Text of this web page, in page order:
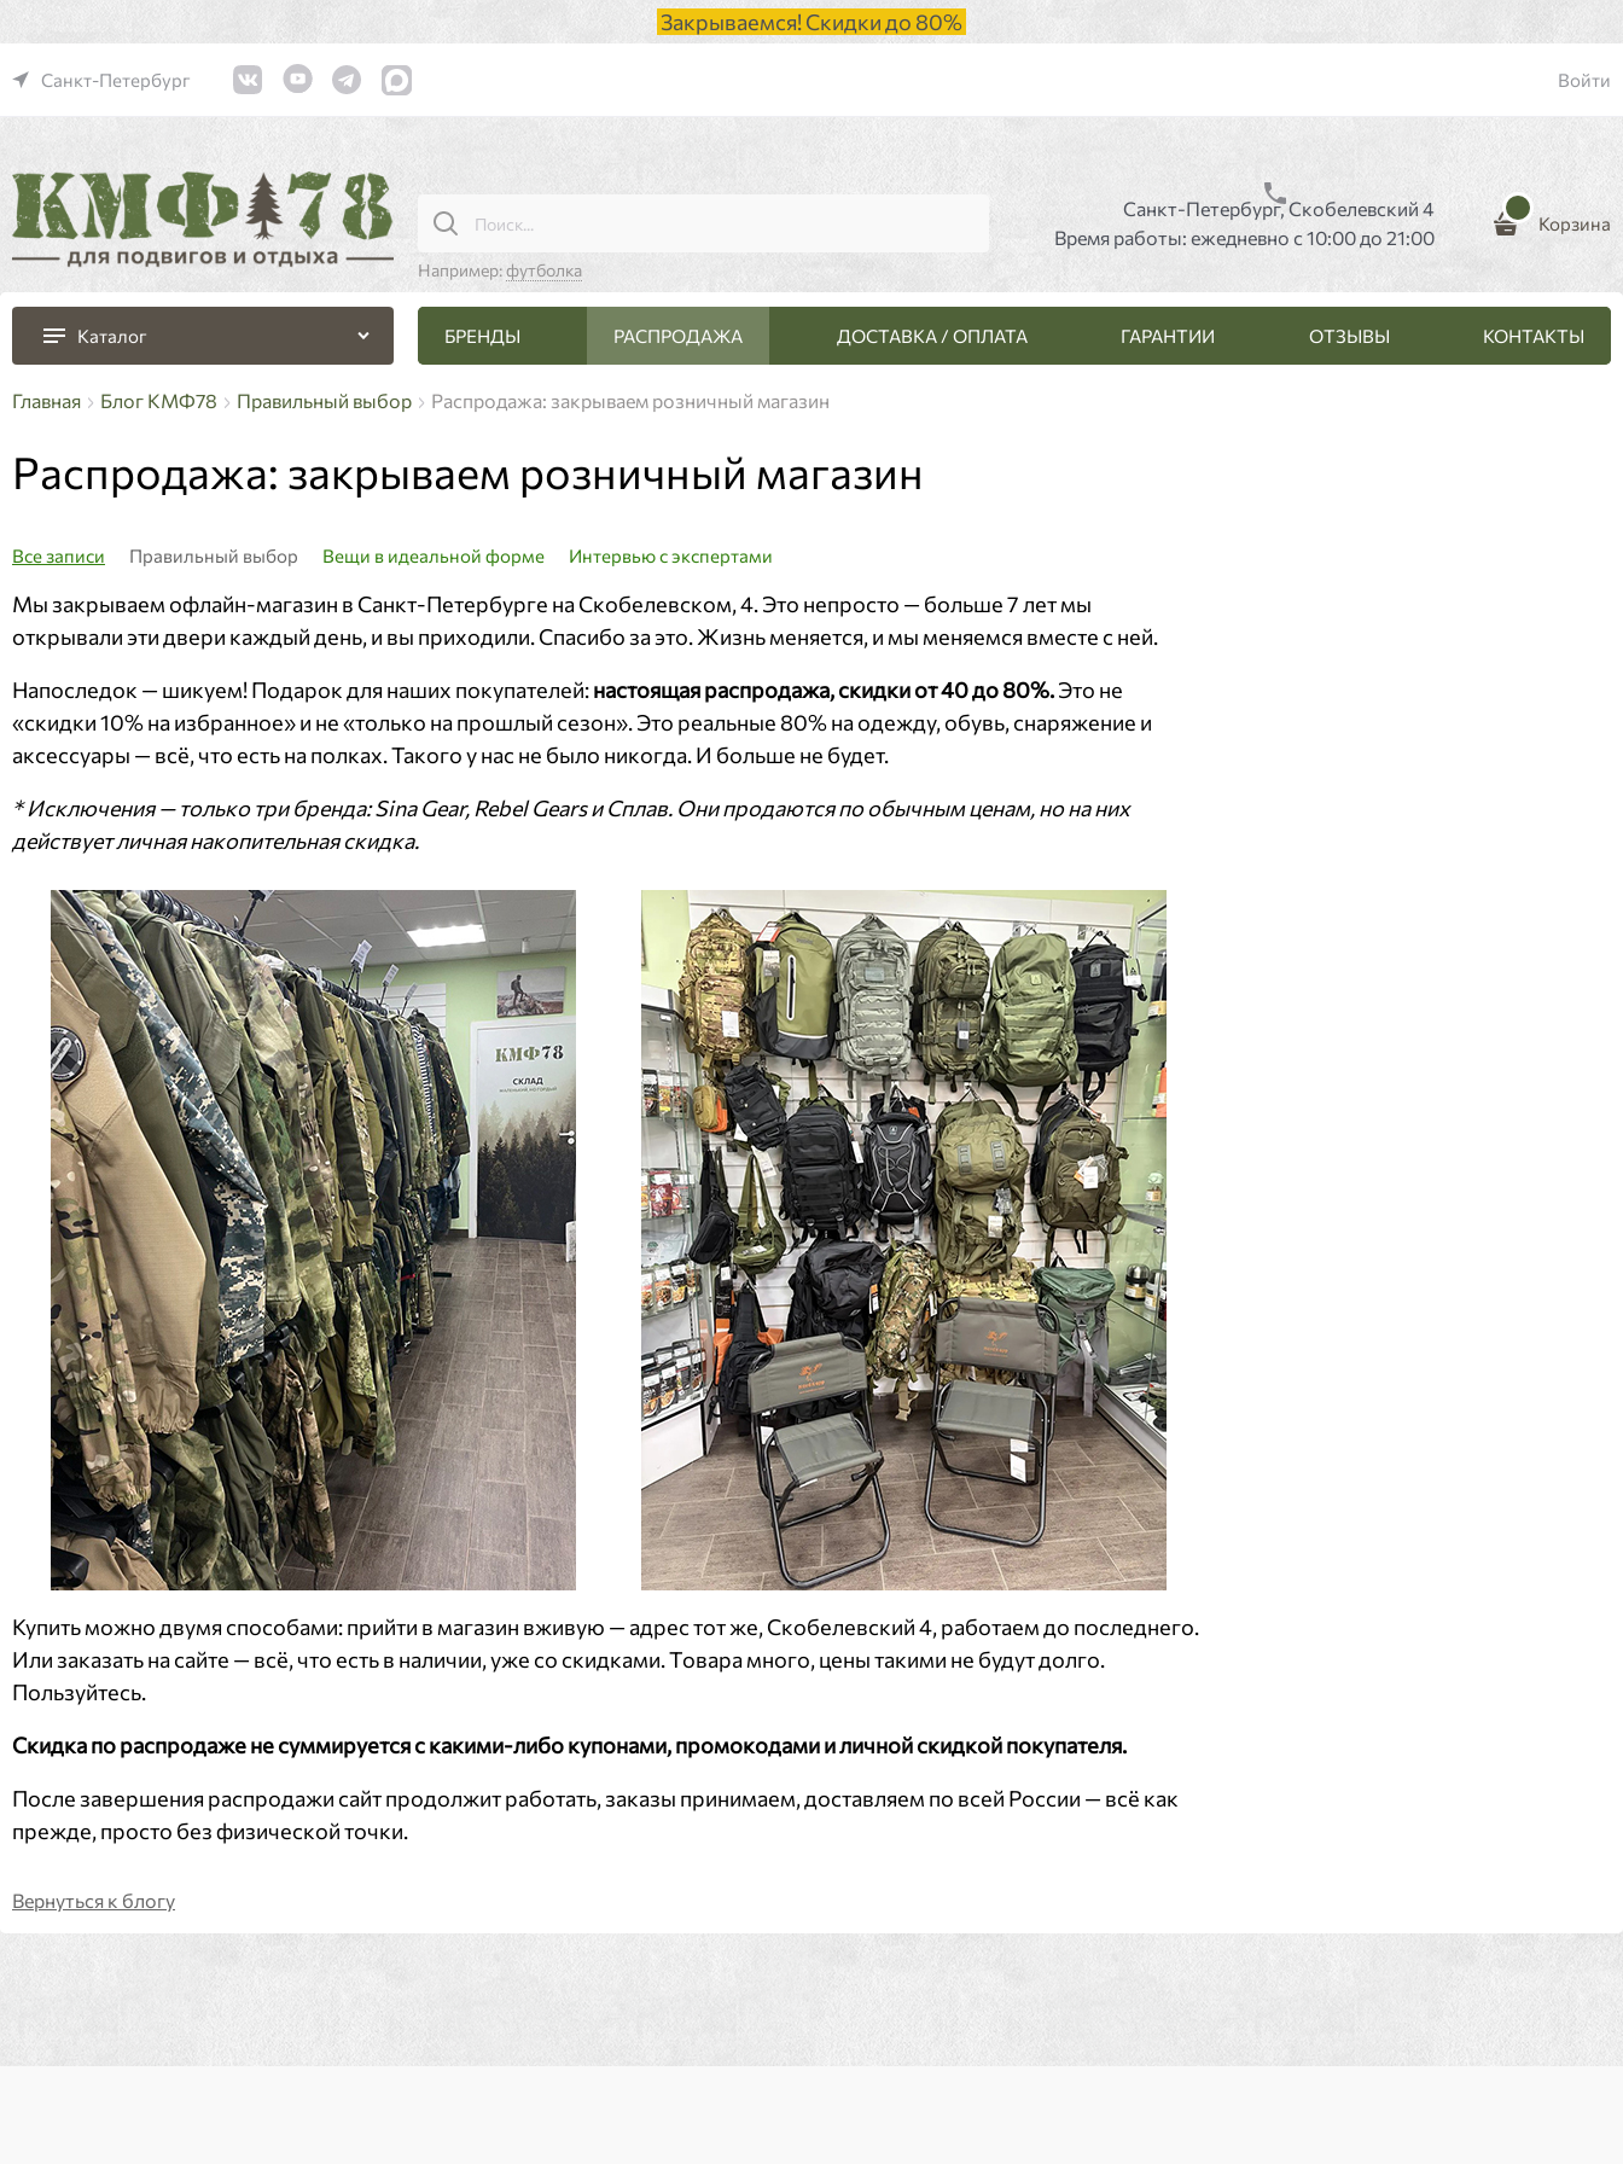
Закрываемся! Скидки до 80%
Санкт-Петербург Войти
Например:футболка
Санкт-Петербург, Скобелевский 4
Время работы: ежедневно с 10:00 до 21:00
Корзина
Каталог БРЕНДЫ РАСПРОДАЖА ДОСТАВКА / ОПЛАТА ГАРАНТИИ ОТЗЫВЫ КОНТАКТЫ
Главная Блог КМФ78 Правильный выбор Распродажа: закрываем розничный магазин
Распродажа: закрываем розничный магазин
Все записи Правильный выбор Вещи в идеальной форме Интервью с экспертами
Мы закрываем офлайн-магазин в Санкт-Петербурге на Скобелевском, 4. Это непросто — больше 7 лет мы
открывали эти двери каждый день, и вы приходили. Спасибо за это. Жизнь меняется, и мы меняемся вместе с ней.
Напоследок — шикуем! Подарок для наших покупателей:настоящая распродажа, скидки от 40 до 80%.Это не
«скидки 10% на избранное» и не «только на прошлый сезон». Это реальные 80% на одежду, обувь, снаряжение и
аксессуары — всё, что есть на полках. Такого у нас не было никогда. И больше не будет.
* Исключения — только три бренда: Sina Gear, Rebel Gears и Сплав. Они продаются по обычным ценам, но на них
действует личная накопительная скидка.
Купить можно двумя способами: прийти в магазин вживую — адрес тот же, Скобелевский 4, работаем до последнего.
Или заказать на сайте — всё, что есть в наличии, уже со скидками. Товара много, цены такими не будут долго.
Пользуйтесь.
Скидка по распродаже не суммируется с какими-либо купонами, промокодами и личной скидкой покупателя.
После завершения распродажи сайт продолжит работать, заказы принимаем, доставляем по всей России — всё как
прежде, просто без физической точки.
Вернуться к блогу